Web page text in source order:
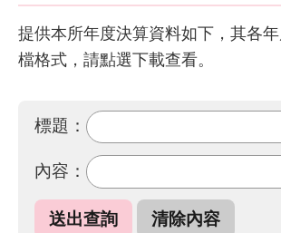
機
介
紹
業
務
提供本所年度決算資料如下，其各
檔格式，請點選下載查看。
標題：
內容：